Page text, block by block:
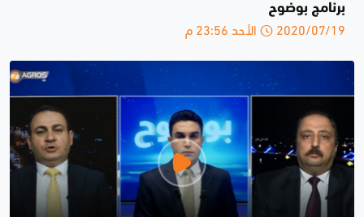
برنامج بوضوح
2020/07/19 الأحد 23:56 م